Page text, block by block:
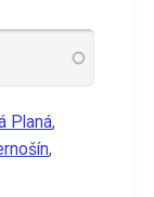
Planá,
,